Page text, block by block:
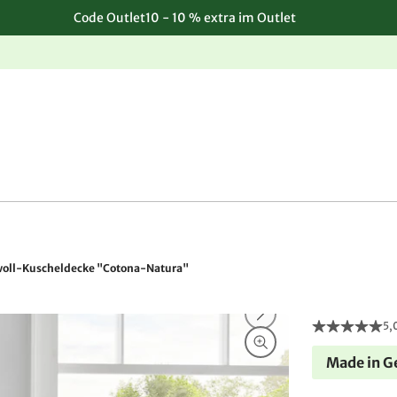
Code Outlet10 - 10 % extra im Outlet
Kuscheldecke "Cotona-Natura"
Made in